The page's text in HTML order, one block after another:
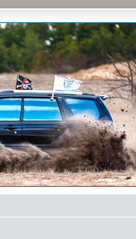
скидки от партнеров и просто